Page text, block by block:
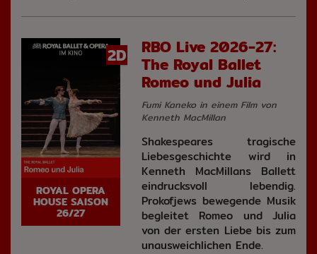
2D
ROYAL OPERA
HOUSE SAISON
26/27
RBO Live 2026-27:
The Royal Ballet
Romeo und Julia
Fumi Kaneko in einem Film von
Kenneth MacMillan
Shakespeares tragische
Liebesgeschichte wird in
Kenneth MacMillans Ballett
eindrucksvoll lebendig.
Prokofjews bewegende Musik
begleitet Romeo und Julia
von der ersten Liebe bis zum
unausweichlichen Ende.